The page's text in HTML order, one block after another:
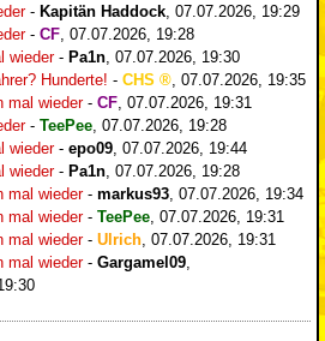
- Kapitän Haddock, 07.07.2026, 19:29
- CF, 07.07.2026, 19:28
wieder- Pa1n, 07.07.2026, 19:30
Hunderte! - CHS , 07.07.2026, 19:35
mal wieder- CF, 07.07.2026, 19:31
- TeePee, 07.07.2026, 19:28
wieder- epo09, 07.07.2026, 19:44
wieder- Pa1n, 07.07.2026, 19:28
mal wieder- markus93, 07.07.2026, 19:34
mal wieder- TeePee, 07.07.2026, 19:31
mal wieder- Ulrich, 07.07.2026, 19:31
mal wieder- Gargamel09,